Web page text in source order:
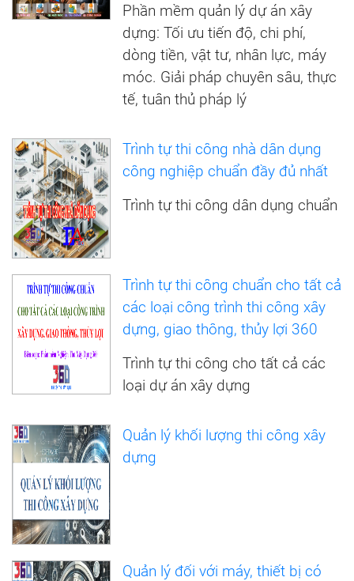
Phần mềm quản lý dự án xây
dựng: Tối ưu tiến độ, chi phí,
dòng tiền, vật tư, nhân lực, máy
móc. Giải pháp chuyên sâu, thực
tế, tuân thủ pháp lý
Trình tự thi công nhà dân dụng
công nghiệp chuẩn đầy đủ nhất
Trình tự thi công dân dụng chuẩn
Trình tự thi công chuẩn cho tất cả
các loại công trình thi công xây
dựng, giao thông, thủy lợi 360
Trình tự thi công cho tất cả các
loại dự án xây dựng
Quản lý khối lượng thi công xây
dựng
Quản lý đối với máy, thiết bị có